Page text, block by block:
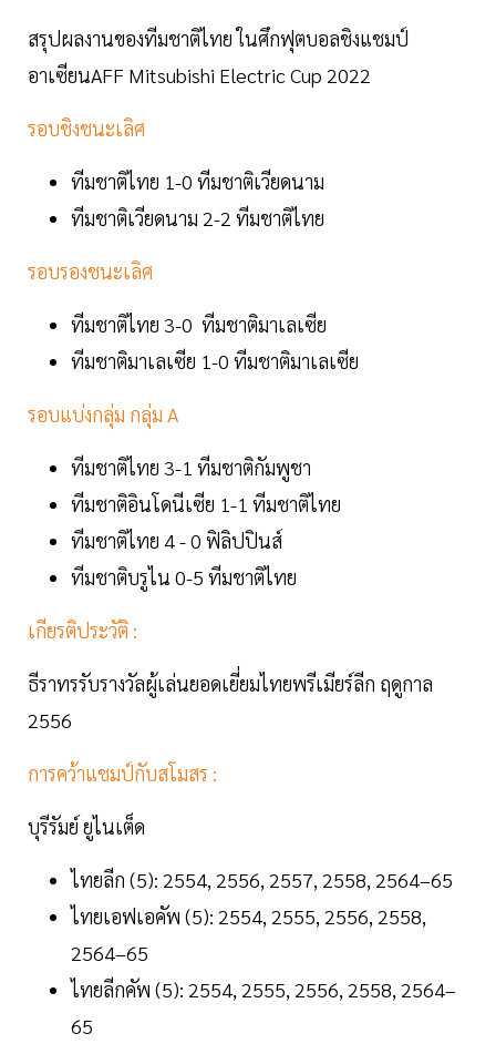
สรุปผลงานของทีมชาติไทย ในศึกฟุตบอลชิงแชมป์
อาเซียนAFF Mitsubishi Electric Cup 2022
รอบชิงชนะเลิศ
ทีมชาติไทย 1-0 ทีมชาติเวียดนาม
ทีมชาติเวียดนาม 2-2 ทีมชาติไทย
รอบรองชนะเลิศ
ทีมชาติไทย 3-0 ทีมชาติมาเลเซีย
ทีมชาติมาเลเซีย 1-0 ทีมชาติมาเลเซีย
รอบแบ่งกลุ่ม กลุ่ม A
ทีมชาติไทย 3-1 ทีมชาติกัมพูชา
ทีมชาติอินโดนีเซีย 1-1 ทีมชาติไทย
ทีมชาติไทย 4 - 0 ฟิลิปปินส์
ทีมชาติบรูไน 0-5 ทีมชาติไทย
เกียรติประวัติ :
ธีราทรรับรางวัลผู้เล่นยอดเยี่ยมไทยพรีเมียร์ลีก ฤดูกาล
2556
การคว้าแชมป์กับสโมสร :
บุรีรัมย์ ยูไนเต็ด
ไทยลีก (5): 2554, 2556, 2557, 2558, 2564–65
ไทยเอฟเอคัพ (5): 2554, 2555, 2556, 2558,
2564–65
ไทยลีกคัพ (5): 2554, 2555, 2556, 2558, 2564–
65